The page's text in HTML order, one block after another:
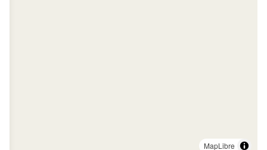
MapLibre